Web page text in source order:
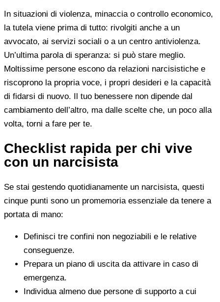
In situazioni di violenza, minaccia o controllo economico,
la tutela viene prima di tutto: rivolgiti anche a un
avvocato, ai servizi sociali o a un centro antiviolenza.
Un’ultima parola di speranza: si può stare meglio.
Moltissime persone escono da relazioni narcisistiche e
riscoprono la propria voce, i propri desideri e la capacità
di fidarsi di nuovo. Il tuo benessere non dipende dal
cambiamento dell’altro, ma dalle scelte che, un poco alla
volta, torni a fare per te.
Checklist rapida per chi vive
con un narcisista
Se stai gestendo quotidianamente un narcisista, questi
cinque punti sono un promemoria essenziale da tenere a
portata di mano:
Definisci tre confini non negoziabili e le relative
conseguenze.
Prepara un piano di uscita da attivare in caso di
emergenza.
Individua almeno due persone di supporto a cui